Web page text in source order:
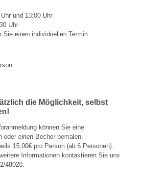
und 13:00 Uhr
Uhr
Sie einen individuellen Termin
die Möglichkeit, selbst
können Sie eine
oder einen Becher bemalen.
15,00€ pro Person (ab 6 Personen).
Informationen kontaktieren Sie uns
48020.